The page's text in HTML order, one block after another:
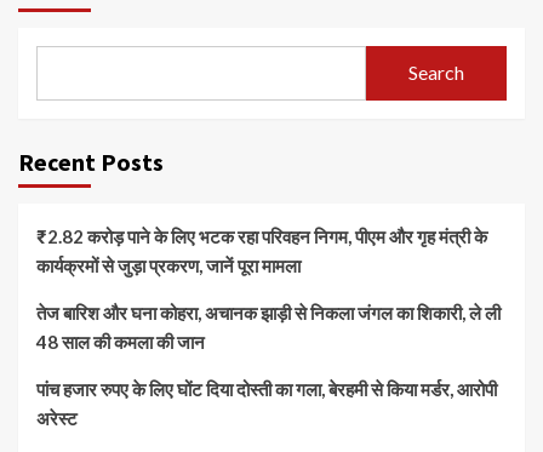
Search
Recent Posts
₹2.82 करोड़ पाने के लिए भटक रहा परिवहन निगम, पीएम और गृह मंत्री के
कार्यक्रमों से जुड़ा प्रकरण, जानें पूरा मामला
तेज बारिश और घना कोहरा, अचानक झाड़ी से निकला जंगल का शिकारी, ले ली
48 साल की कमला की जान
पांच हजार रुपए के लिए घोंट दिया दोस्ती का गला, बेरहमी से किया मर्डर, आरोपी
अरेस्ट